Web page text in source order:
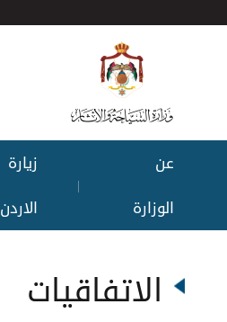
عن
الوزارة
|
زيارة
الاردن
الاتفاقيات